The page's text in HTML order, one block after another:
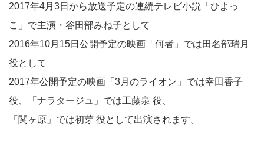
2017年4月3日から放送予定の連続テレビ小説「ひよっ
こ」で主演・谷田部みね子として
2016年10月15日公開予定の映画「何者」では田名部瑞月
役として
2017年公開予定の映画「3月のライオン」では幸田香子
役、「ナラタージュ」では工藤泉 役、
「関ヶ原」では初芽 役として出演されます。